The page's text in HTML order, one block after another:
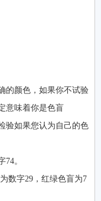
的颜色，如果你不试验
意味着你是色盲
验如果您认为自己的色
。
数字29，红绿色盲为7